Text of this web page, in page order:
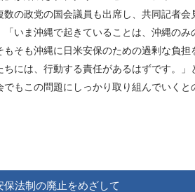
数の政党の国会議員も出席し、共同記者
「いま沖縄で起きていることは、沖縄の
もそも沖縄に日米安保のための過剰な負
ちには、行動する責任があるはずです。
でもこの問題にしっかり取り組んでい
保法制の廃止をめざして